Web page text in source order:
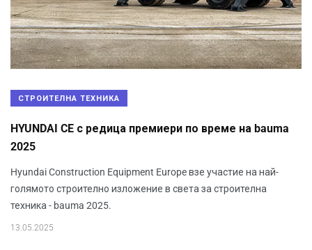
СТРОИТЕЛНА ТЕХНИКА
HYUNDAI CE с редица премиери по време на bauma
2025
Hyundai Construction Equipment Europe взе участие на най-
голямото строително изложение в света за строителна
техника - bauma 2025.
13.05.2025